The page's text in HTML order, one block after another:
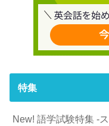
特集
New! 語学試験特集 -